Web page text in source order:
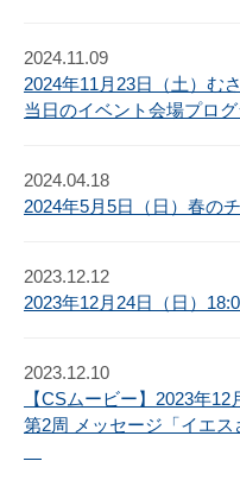
2024.11.09
2024年11月23日（土）む
当日のイベント会場プログ
2024.04.18
2024年5月5日（日）春の
2023.12.12
2023年12月24日（日）
2023.12.10
【CSムービー】2023年
第2周 メッセージ「イエ